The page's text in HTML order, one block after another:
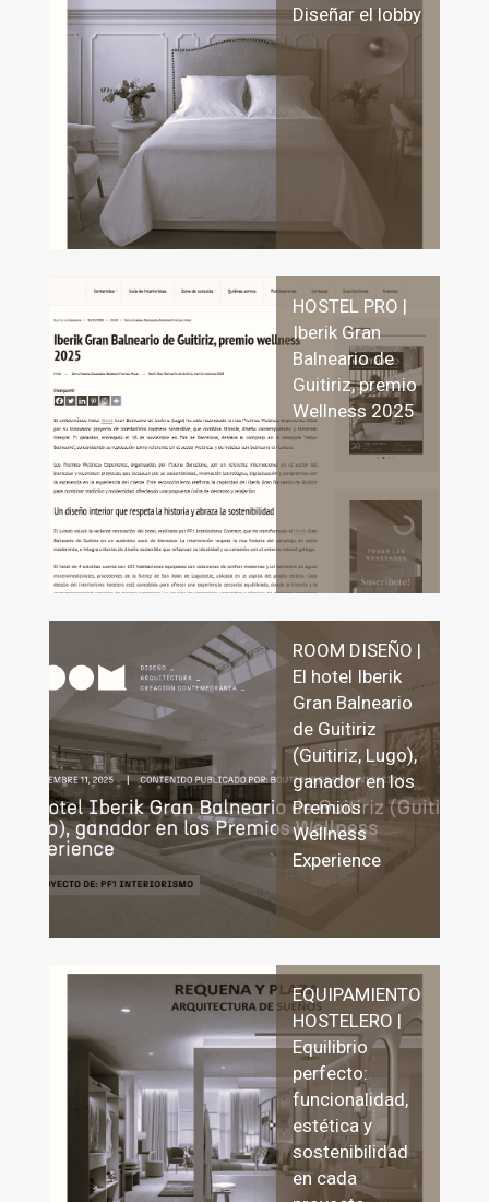
Diseñar el lobby
HOSTEL PRO |
Iberik Gran
Balneario de
Guitiriz, premio
Wellness 2025
ROOM DISEÑO |
El hotel Iberik
Gran Balneario
de Guitiriz
(Guitiriz, Lugo),
ganador en los
Premios
Wellness
Experience
EQUIPAMIENTO
HOSTELERO |
Equilibrio
perfecto:
funcionalidad,
estética y
sostenibilidad
en cada